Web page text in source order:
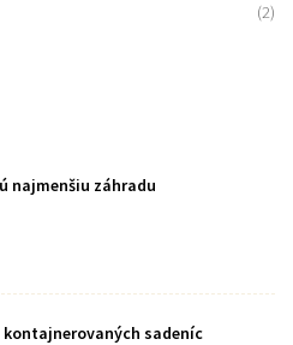
(2)
najmenšiu záhradu
kontajnerovaných sadeníc